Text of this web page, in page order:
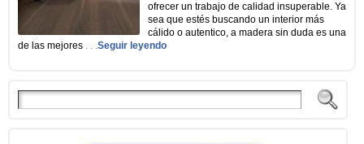
ofrecer un trabajo de calidad insuperable. Ya
sea que estés buscando un interior más
cálido o autentico, a madera sin duda es una
de las mejores . . .Seguir leyendo